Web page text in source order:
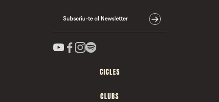
Subscriu-te al Newsletter
CICLES
CLUBS